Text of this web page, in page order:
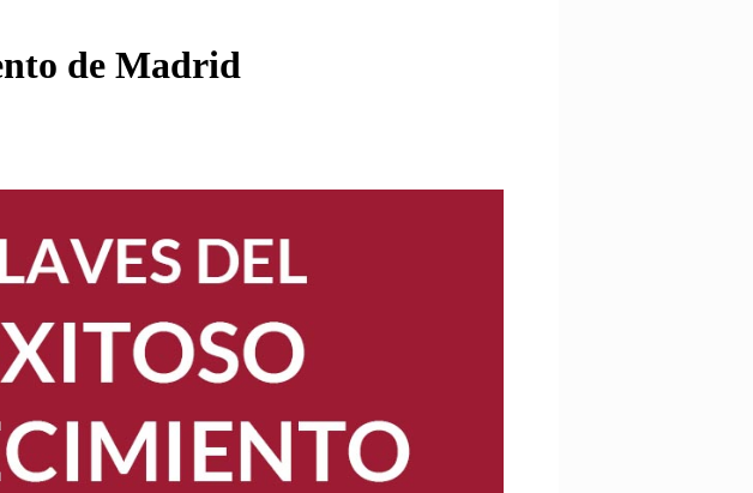
de Madrid